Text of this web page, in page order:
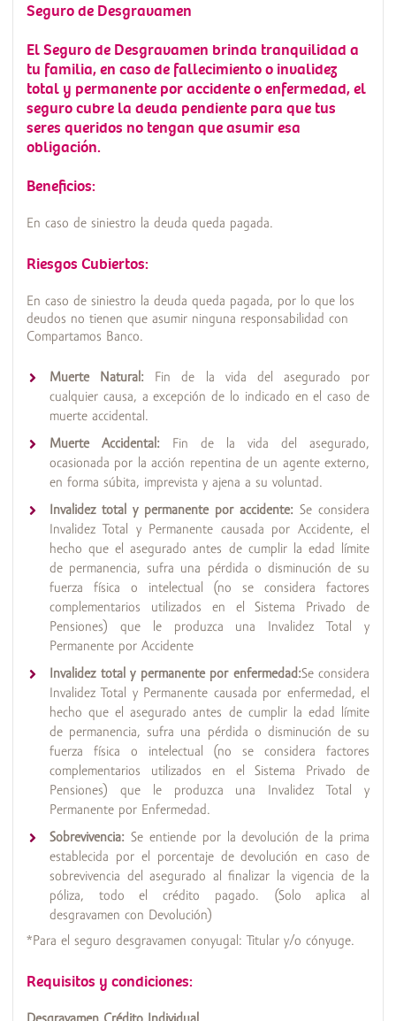
Seguro de Desgravamen
El Seguro de Desgravamen brinda tranquilidad a
tu familia, en caso de fallecimiento o invalidez
total y permanente por accidente o enfermedad, el
seguro cubre la deuda pendiente para que tus
seres queridos no tengan que asumir esa
obligación.
Beneficios:
En caso de siniestro la deuda queda pagada.
Riesgos Cubiertos:
En caso de siniestro la deuda queda pagada, por lo que los
deudos no tienen que asumir ninguna responsabilidad con
Compartamos Banco.
Muerte Natural: Fin de la vida del asegurado por
cualquier causa, a excepción de lo indicado en el caso de
muerte accidental.
Muerte Accidental: Fin de la vida del asegurado,
ocasionada por la acción repentina de un agente externo,
en forma súbita, imprevista y ajena a su voluntad.
Invalidez total y permanente por accidente: Se considera
Invalidez Total y Permanente causada por Accidente, el
hecho que el asegurado antes de cumplir la edad límite
de permanencia, sufra una pérdida o disminución de su
fuerza física o intelectual (no se considera factores
complementarios utilizados en el Sistema Privado de
Pensiones) que le produzca una Invalidez Total y
Permanente por Accidente
Invalidez total y permanente por enfermedad:Se considera
Invalidez Total y Permanente causada por enfermedad, el
hecho que el asegurado antes de cumplir la edad límite
de permanencia, sufra una pérdida o disminución de su
fuerza física o intelectual (no se considera factores
complementarios utilizados en el Sistema Privado de
Pensiones) que le produzca una Invalidez Total y
Permanente por Enfermedad.
Sobrevivencia: Se entiende por la devolución de la prima
establecida por el porcentaje de devolución en caso de
sobrevivencia del asegurado al finalizar la vigencia de la
póliza, todo el crédito pagado. (Solo aplica al
desgravamen con Devolución)
*Para el seguro desgravamen conyugal: Titular y/o cónyuge.
Requisitos y condiciones: